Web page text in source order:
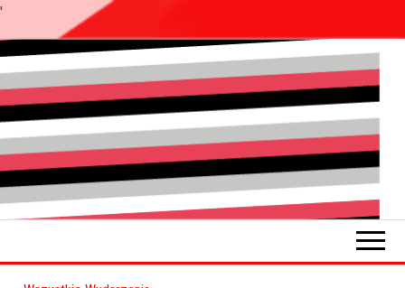
'
Przejdź
do
treści
Pokładykultury.eu